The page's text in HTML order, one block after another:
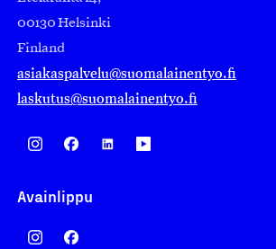
00130 Helsinki
Finland
asiakaspalvelu@suomalainentyo.fi
laskutus@suomalainentyo.fi
Avainlippu